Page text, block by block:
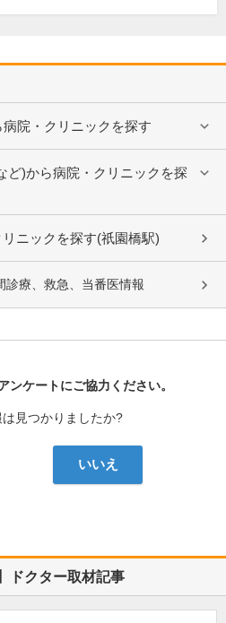
院・クリニックを探す
ど)から病院・クリニックを探
ニックを探す(祇園橋駅)
診療、救急、当番医情報
ンケートにご協力ください。
見つかりましたか?
いいえ
ドクター取材記事